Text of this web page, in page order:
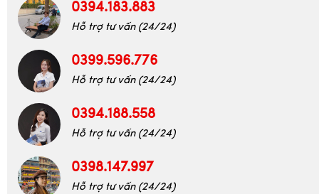
0394.183.883
Hỗ trợ tư vấn (24/24)
0399.596.776
Hỗ trợ tư vấn (24/24)
0394.188.558
Hỗ trợ tư vấn (24/24)
0398.147.997
Hỗ trợ tư vấn (24/24)